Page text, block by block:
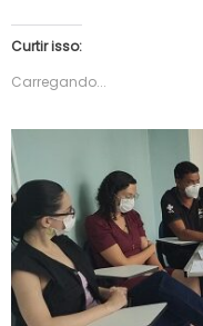
Curtir isso:
Carregando...